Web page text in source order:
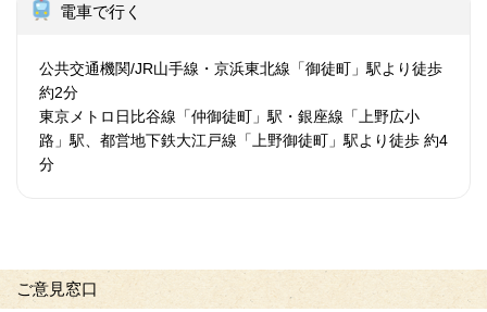
電車で行く
公共交通機関/JR山手線・京浜東北線「御徒町」駅より徒歩
約2分
東京メトロ日比谷線「仲御徒町」駅・銀座線「上野広小
路」駅、都営地下鉄大江戸線「上野御徒町」駅より徒歩 約4
分
ご意見窓口